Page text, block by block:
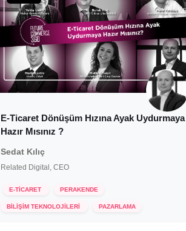
E-Ticaret Dönüşüm Hızına Ayak Uydurmaya
Hazır Mısınız ?
Sedat Kılıç
Related Digital, CEO
E-TİCARET PERAKENDE
BİLİŞİM TEKNOLOJİLERİ PAZARLAMA